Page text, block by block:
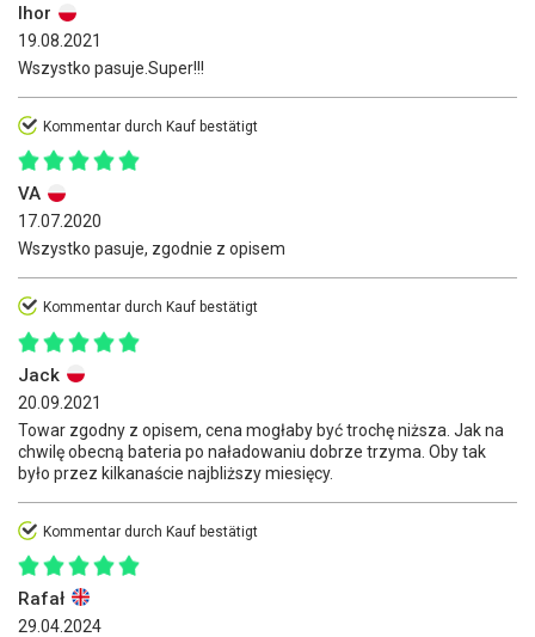
Ihor
19.08.2021
Wszystko pasuje.Super!!!
Kommentar durch Kauf bestätigt
VA
17.07.2020
Wszystko pasuje, zgodnie z opisem
Kommentar durch Kauf bestätigt
Jack
20.09.2021
Towar zgodny z opisem, cena mogłaby być trochę niższa. Jak na
chwilę obecną bateria po naładowaniu dobrze trzyma. Oby tak
było przez kilkanaście najbliższy miesięcy.
Kommentar durch Kauf bestätigt
Rafał
29.04.2024